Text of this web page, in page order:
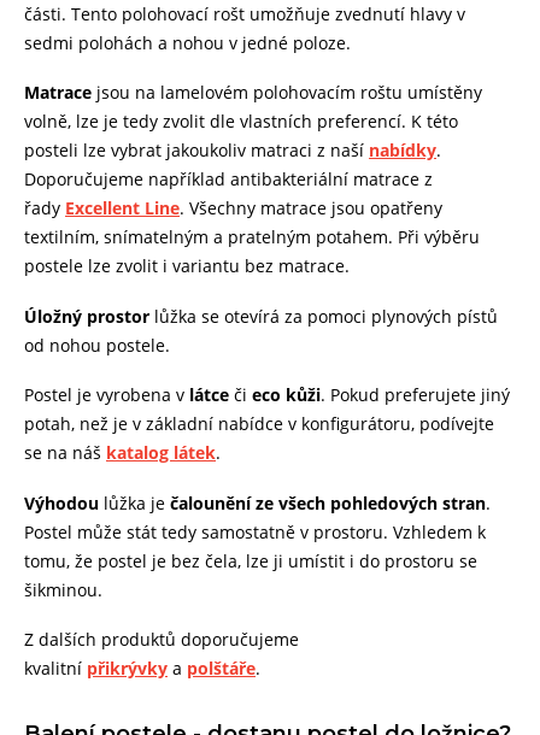
části. Tento polohovací rošt umožňuje zvednutí hlavy v
sedmi polohách a nohou v jedné poloze.
Matrace jsou na lamelovém polohovacím roštu umístěny
volně, lze je tedy zvolit dle vlastních preferencí. K této
posteli lze vybrat jakoukoliv matraci z naší nabídky.
Doporučujeme například antibakteriální matrace z
řady Excellent Line. Všechny matrace jsou opatřeny
textilním, snímatelným a pratelným potahem. Při výběru
postele lze zvolit i variantu bez matrace.
Úložný prostor lůžka se otevírá za pomoci plynových pístů
od nohou postele.
Postel je vyrobena v látce či eco kůži. Pokud preferujete jiný
potah, než je v základní nabídce v konfigurátoru, podívejte
se na náš katalog látek.
Výhodou lůžka je čalounění ze všech pohledových stran.
Postel může stát tedy samostatně v prostoru. Vzhledem k
tomu, že postel je bez čela, lze ji umístit i do prostoru se
šikminou.
Z dalších produktů doporučujeme
kvalitní přikrývky a polštáře.